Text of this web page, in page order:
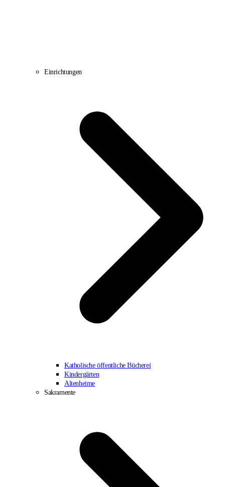
Einrichtungen
Katholische öffentliche Bücherei
Kindergärten
Altenheime
Sakramente